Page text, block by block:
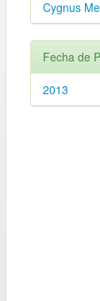
Cygnus
Fecha de
2013